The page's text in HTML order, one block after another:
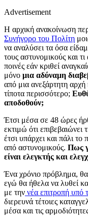
Advertisement
Η αρχική ανακοίνωση
Συνήγορο του Πολίτη
να αναλύσει τα όσα
τους αστυνομικούς και
ποινές εάν κριθεί
μόνο μια αδύναμη
από μια ανεξάρτητη
τίποτα περισσότερο;
αποδοθούν;
Έτσι μέσα σε 48 ώρες
εκτιμώ ότι
έτσι υπάρχει και πάλι
από αστυνομικούς. Πως
είναι ελεγκτής και
Ένα χρόνιο πρόβλημα, θα
εγώ θα ήθελα να λυθεί
με την νέα επιτροπή υπό
διερευνά τέτοιες
μέσα και τις